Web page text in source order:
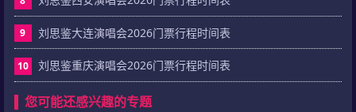
9 刘思鉴大连演唱会2026门票行程时间表
10 刘思鉴重庆演唱会2026门票行程时间表
您可能还感兴趣的专题